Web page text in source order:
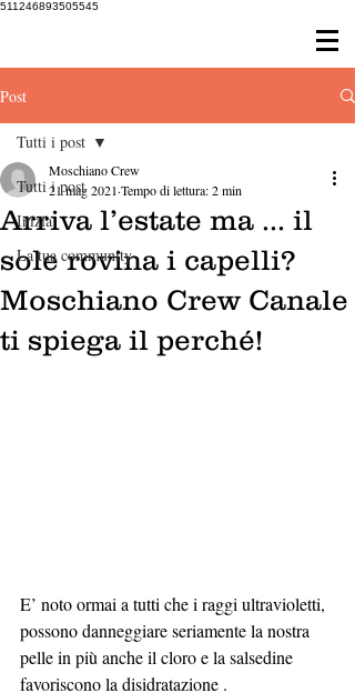
511246893505545
Post
Tutti i post
Inizia
La tua community
Tutti i post
Arriva l’estate ma ... il
sole rovina i capelli?
Moschiano Crew Canale
ti spiega il perché!
Moschiano Crew
21 mag 2021 Tempo di lettura: 2 min
E’ noto ormai a tutti che i raggi ultravioletti,
possono danneggiare seriamente la nostra
pelle in più anche il cloro e la salsedine
favoriscono la disidratazione .